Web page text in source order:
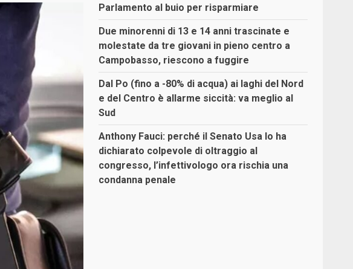
Parlamento al buio per risparmiare
Due minorenni di 13 e 14 anni trascinate e
molestate da tre giovani in pieno centro a
Campobasso, riescono a fuggire
Dal Po (fino a -80% di acqua) ai laghi del Nord
e del Centro è allarme siccità: va meglio al
Sud
Anthony Fauci: perché il Senato Usa lo ha
dichiarato colpevole di oltraggio al
congresso, l’infettivologo ora rischia una
condanna penale